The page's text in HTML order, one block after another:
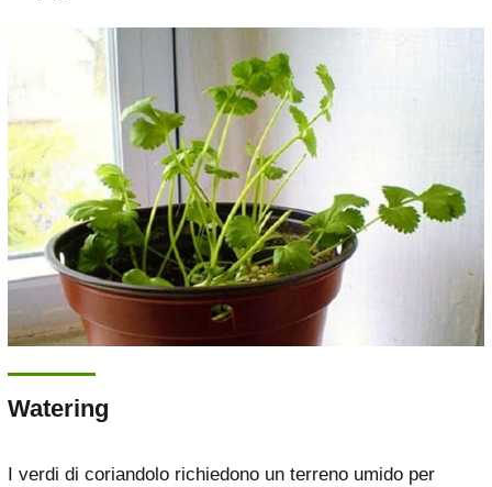
Watering
I verdi di coriandolo richiedono un terreno umido per